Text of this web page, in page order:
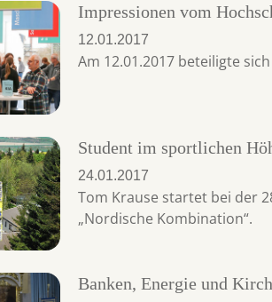
Impressionen vom
12.01.2017
Am 12.01.2017 beteiligte
Student im sportlichen
24.01.2017
Tom Krause startet bei der
„Nordische Kombination“.
Banken, Energie und